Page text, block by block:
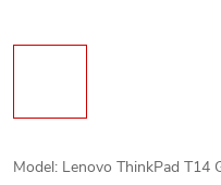
Model: Lenovo ThinkPad T14